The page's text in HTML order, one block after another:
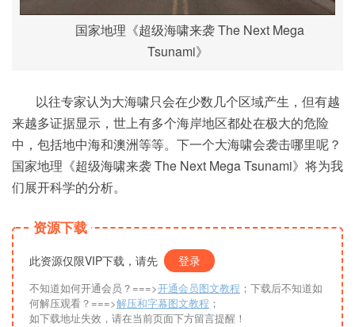
国家地理《超级海啸来袭 The Next Mega
Tsunami》
以往专家认为大海啸只会在少数几个区域产生，但有越
来越多证据显示，世上有多个海岸地区都处在极大的危险
中，包括地中海和澳洲等等。下一个大海啸会袭击哪里呢？
国家地理《超级海啸来袭 The Next Mega Tsunami》将为我
们展开科学的分析。
资源下载
此资源仅限VIP下载，请先 登录
不知道如何开通会员？===>开通会员图文教程 ；下载后不知道如
何解压观看？===>解压和字幕图文教程 ；
如下载地址失效，请在当前页面下方留言提醒！